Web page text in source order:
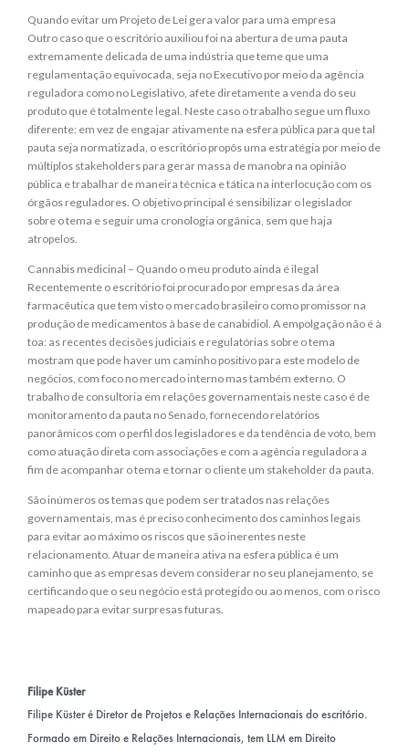
Quando evitar um Projeto de Lei gera valor para uma empresa
Outro caso que o escritório auxiliou foi na abertura de uma pauta
extremamente delicada de uma indústria que teme que uma
regulamentação equivocada, seja no Executivo por meio da agência
reguladora como no Legislativo, afete diretamente a venda do seu
produto que é totalmente legal. Neste caso o trabalho segue um fluxo
diferente: em vez de engajar ativamente na esfera pública para que tal
pauta seja normatizada, o escritório propôs uma estratégia por meio de
múltiplos stakeholders para gerar massa de manobra na opinião
pública e trabalhar de maneira técnica e tática na interlocução com os
órgãos reguladores. O objetivo principal é sensibilizar o legislador
sobre o tema e seguir uma cronologia orgânica, sem que haja
atropelos.
Cannabis medicinal – Quando o meu produto ainda é ilegal
Recentemente o escritório foi procurado por empresas da área
farmacêutica que tem visto o mercado brasileiro como promissor na
produção de medicamentos à base de canabidiol. A empolgação não é à
toa: as recentes decisões judiciais e regulatórias sobre o tema
mostram que pode haver um caminho positivo para este modelo de
negócios, com foco no mercado interno mas também externo. O
trabalho de consultoria em relações governamentais neste caso é de
monitoramento da pauta no Senado, fornecendo relatórios
panorâmicos com o perfil dos legisladores e da tendência de voto, bem
como atuação direta com associações e com a agência reguladora a
fim de acompanhar o tema e tornar o cliente um stakeholder da pauta.
São inúmeros os temas que podem ser tratados nas relações
governamentais, mas é preciso conhecimento dos caminhos legais
para evitar ao máximo os riscos que são inerentes neste
relacionamento. Atuar de maneira ativa na esfera pública é um
caminho que as empresas devem considerar no seu planejamento, se
certificando que o seu negócio está protegido ou ao menos, com o risco
mapeado para evitar surpresas futuras.
Filipe Küster
Filipe Küster é Diretor de Projetos e Relações Internacionais do escritório.
Formado em Direito e Relações Internacionais, tem LLM em Direito